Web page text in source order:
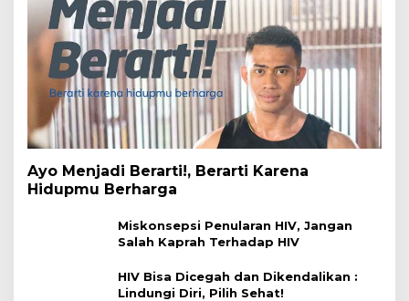
Ayo Menjadi Berarti!, Berarti Karena
Hidupmu Berharga
Miskonsepsi Penularan HIV, Jangan
Salah Kaprah Terhadap HIV
HIV Bisa Dicegah dan Dikendalikan :
Lindungi Diri, Pilih Sehat!